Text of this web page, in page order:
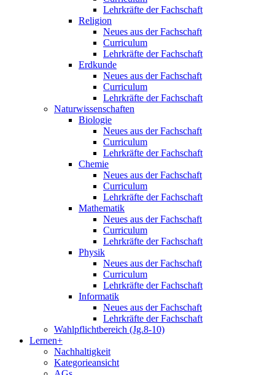
Lehrkräfte der Fachschaft
Religion
Neues aus der Fachschaft
Curriculum
Lehrkräfte der Fachschaft
Erdkunde
Neues aus der Fachschaft
Curriculum
Lehrkräfte der Fachschaft
Naturwissenschaften
Biologie
Neues aus der Fachschaft
Curriculum
Lehrkräfte der Fachschaft
Chemie
Neues aus der Fachschaft
Curriculum
Lehrkräfte der Fachschaft
Mathematik
Neues aus der Fachschaft
Curriculum
Lehrkräfte der Fachschaft
Physik
Neues aus der Fachschaft
Curriculum
Lehrkräfte der Fachschaft
Informatik
Neues aus der Fachschaft
Lehrkräfte der Fachschaft
Wahlpflichtbereich (Jg.8-10)
Lernen+
Nachhaltigkeit
Kategorieansicht